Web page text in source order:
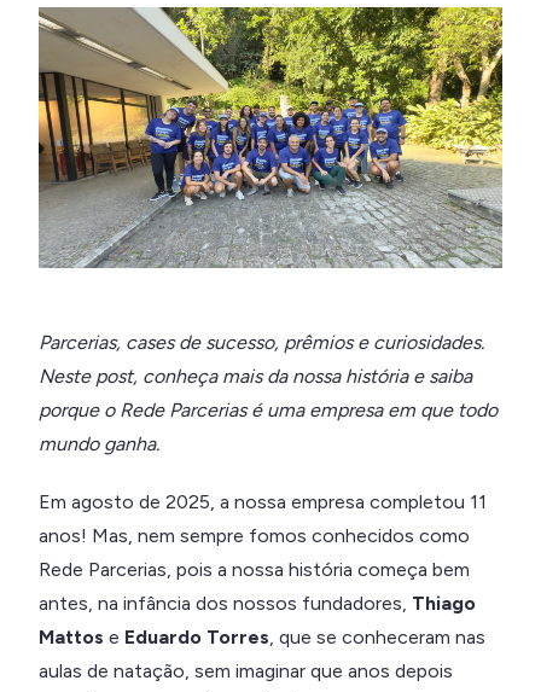
Parcerias, cases de sucesso, prêmios e curiosidades.
Neste post, conheça mais da nossa história e saiba
porque o Rede Parcerias é uma empresa em que todo
mundo ganha.
Em agosto de 2025, a nossa empresa completou 11
anos! Mas, nem sempre fomos conhecidos como
Rede Parcerias, pois a nossa história começa bem
antes, na infância dos nossos fundadores, Thiago
Mattos e Eduardo Torres, que se conheceram nas
aulas de natação, sem imaginar que anos depois